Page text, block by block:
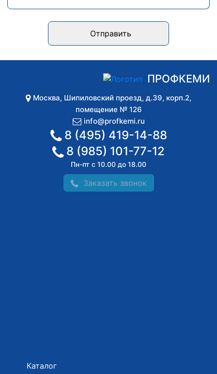
Отправить
ПРОФКЕМИ
Москва, Шипиловский проезд, д.39, корп.2,
помещение № 126
info@profkemi.ru
8 (495) 419-14-88
8 (985) 101-77-12
Пн-пт с 10.00 до 18.00
Заказать звонок
Каталог